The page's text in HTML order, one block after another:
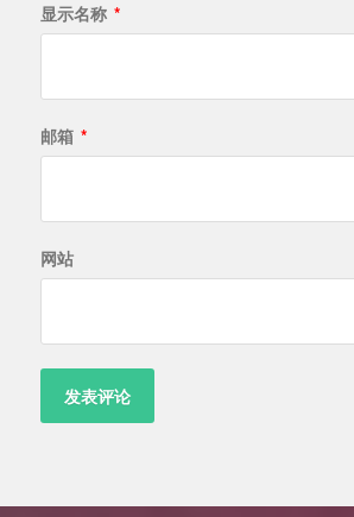
显示名称 *
邮箱 *
网站